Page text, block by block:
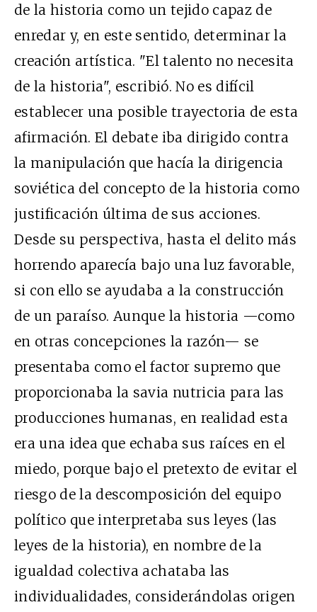
de la historia como un tejido capaz de
enredar y, en este sentido, determinar la
creación artística. "El talento no necesita
de la historia", escribió. No es difícil
establecer una posible trayectoria de esta
afirmación. El debate iba dirigido contra
la manipulación que hacía la dirigencia
soviética del concepto de la historia como
justificación última de sus acciones.
Desde su perspectiva, hasta el delito más
horrendo aparecía bajo una luz favorable,
si con ello se ayudaba a la construcción
de un paraíso. Aunque la historia —como
en otras concepciones la razón— se
presentaba como el factor supremo que
proporcionaba la savia nutricia para las
producciones humanas, en realidad esta
era una idea que echaba sus raíces en el
miedo, porque bajo el pretexto de evitar el
riesgo de la descomposición del equipo
político que interpretaba sus leyes (las
leyes de la historia), en nombre de la
igualdad colectiva achataba las
individualidades, considerándolas origen